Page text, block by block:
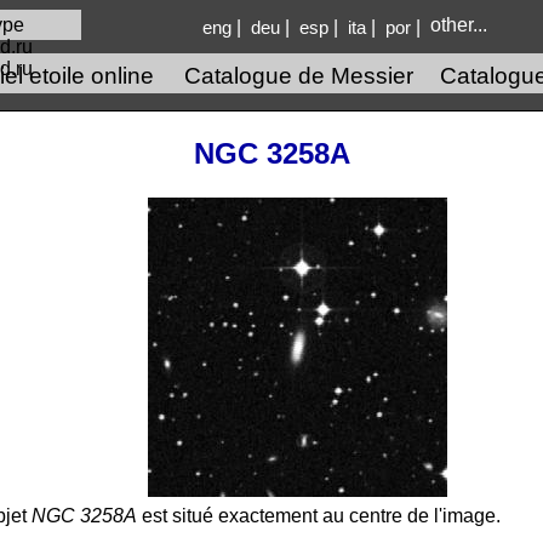
eng deu esp ita por other...
etoile online Catalogue de Messier
NGC 3258A
NGC 3258A est situé exactement au centre de l'image.